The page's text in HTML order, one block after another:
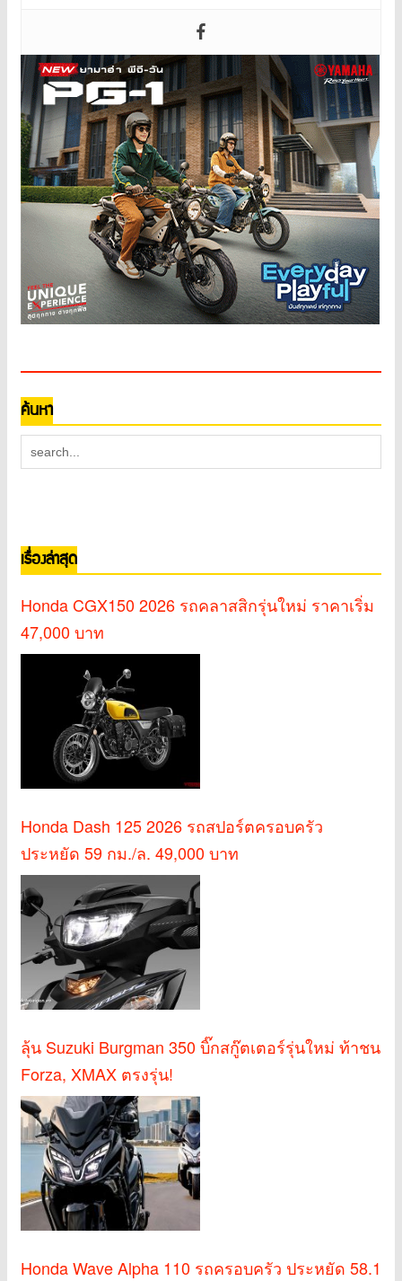
ค้นหา
เรื่องล่าสุด
Honda CGX150 2026 รถคลาสสิกรุ่นใหม่ ราคาเริ่ม
47,000 บาท
Honda Dash 125 2026 รถสปอร์ตครอบครัว
ประหยัด 59 กม./ล. 49,000 บาท
ลุ้น Suzuki Burgman 350 บิ๊กสกู๊ตเตอร์รุ่นใหม่ ท้าชน
Forza, XMAX ตรงรุ่น!
Honda Wave Alpha 110 รถครอบครัว ประหยัด 58.1